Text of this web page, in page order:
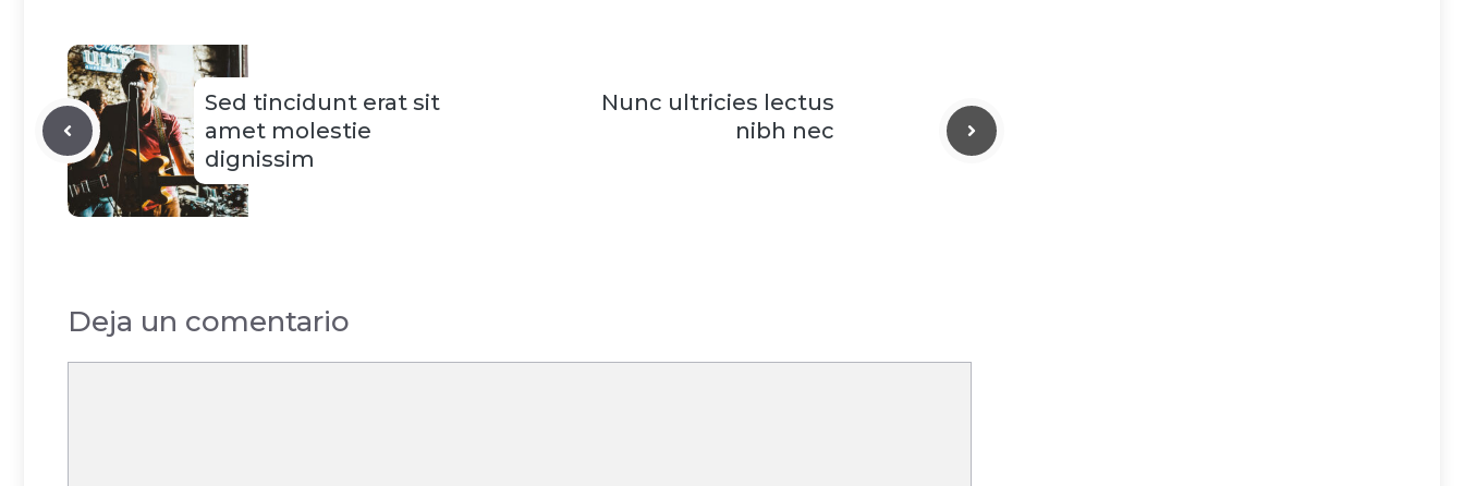
Sed tincidunt erat sit
amet molestie
dignissim
Nunc ultricies lectus
nibh nec
Deja un comentario